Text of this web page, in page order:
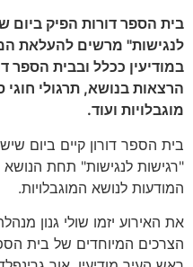
בית הספר דורות הפיק ביום
לנגישות" מרשים להעלאת
במודיעין ככלל ובבית הספר
הרצאות בנושא, תרגולי
מוגבלויות ועוד.
בית הספר דורון קיים ביום
"רגישות לנגישות" תחת
המודעות לנושא המוגבלויות.
את האירוע יזמו שולי גנון
הצרכים המיוחדים של בית